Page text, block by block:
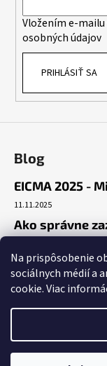
Na prispôsobenie
sociálnych médií a
cookie. Viac
Vložením e-mailu
osobných údajov
PRIHLÁSIŤ SA
Blog
EICMA 2025 -
11.11.2025
Ako správne
Začiatok cesty
19.10.2025
Copyright 2026